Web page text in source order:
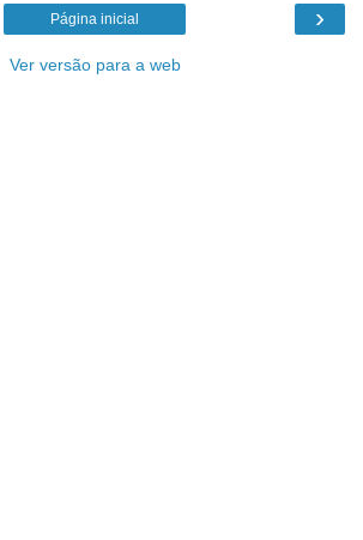
›
Página inicial
Ver versão para a web